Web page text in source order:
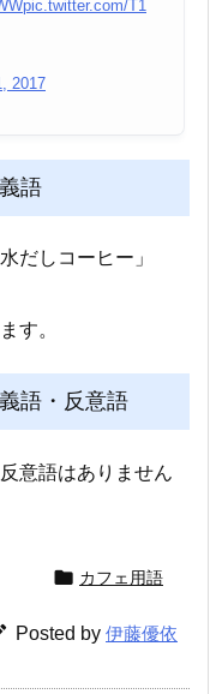
pic.twitter.com/T1
2017
語
だしコーヒー」
す。
語・反意語
意語はありません
 カフェ用語
Posted by 伊藤優依